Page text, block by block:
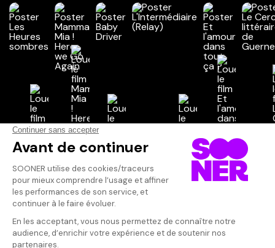
Vos avis
Donnez votre avis
Votre note
Votre commentaire
Il faut vous connecter pour
publier un avis